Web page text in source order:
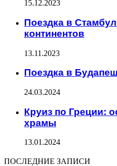
15.12.2023
Поездка в
континентов
13.11.2023
Поездка в
24.03.2024
Круиз по Греции:
храмы
13.01.2024
ПОСЛЕДНИЕ ЗАПИСИ